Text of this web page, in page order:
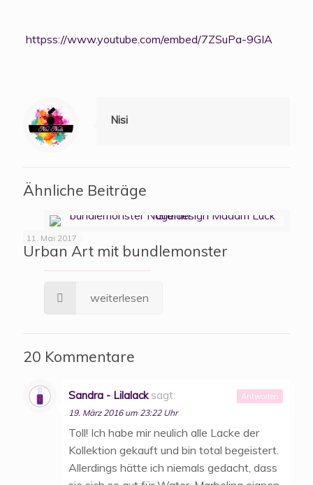
httpss://www.youtube.com/embed/7ZSuPa-9GIA
Nisi
Ähnliche Beiträge
11. Mai 2017
Urban Art mit bundlemonster
weiterlesen
20 Kommentare
Sandra - Lilalack sagt:
19. März 2016 um 23:22 Uhr
Toll! Ich habe mir neulich alle Lacke der
Kollektion gekauft und bin total begeistert.
Allerdings hätte ich niemals gedacht, dass
Antworten